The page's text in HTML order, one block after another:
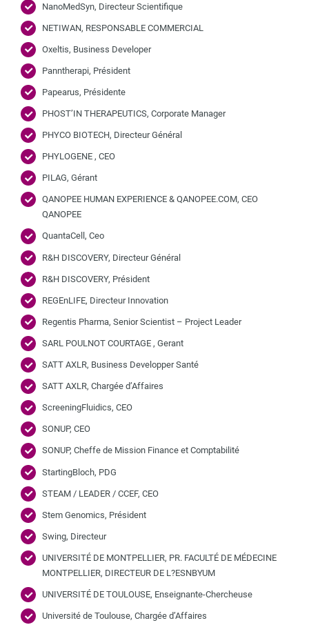
NanoMedSyn, Directeur Scientifique
NETIWAN, RESPONSABLE COMMERCIAL
Oxeltis, Business Developer
Panntherapi, Président
Papearus, Présidente
PHOST’IN THERAPEUTICS, Corporate Manager
PHYCO BIOTECH, Directeur Général
PHYLOGENE , CEO
PILAG, Gérant
QANOPEE HUMAN EXPERIENCE & QANOPEE.COM, CEO
QANOPEE
QuantaCell, Ceo
R&H DISCOVERY, Directeur Général
R&H DISCOVERY, Président
REGEnLIFE, Directeur Innovation
Regentis Pharma, Senior Scientist – Project Leader
SARL POULNOT COURTAGE , Gerant
SATT AXLR, Business Developper Santé
SATT AXLR, Chargée d’Affaires
ScreeningFluidics, CEO
SONUP, CEO
SONUP, Cheffe de Mission Finance et Comptabilité
StartingBloch, PDG
STEAM / LEADER / CCEF, CEO
Stem Genomics, Président
Swing, Directeur
UNIVERSITÉ DE MONTPELLIER, PR. FACULTÉ DE MÉDECINE
MONTPELLIER, DIRECTEUR DE L?ESNBYUM
UNIVERSITÉ DE TOULOUSE, Enseignante-Chercheuse
Université de Toulouse, Chargée d’Affaires